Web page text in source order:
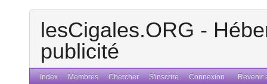
lesCigales.ORG -
publicité
Index Membres Chercher S'inscrire Connexion Revenir